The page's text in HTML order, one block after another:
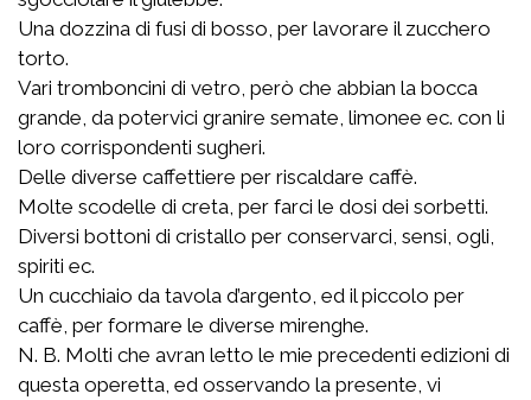
Una dozzina di fusi di bosso, per lavorare il zucchero
torto.
Vari tromboncini di vetro, però che abbian la bocca
grande, da potervici granire semate, limonee ec. con li
loro corrispondenti sugheri.
Delle diverse caffettiere per riscaldare caffè.
Molte scodelle di creta, per farci le dosi dei sorbetti.
Diversi bottoni di cristallo per conservarci, sensi, ogli,
spiriti ec.
Un cucchiaio da tavola d’argento, ed il piccolo per
caffè, per formare le diverse mirenghe.
N. B. Molti che avran letto le mie precedenti edizioni di
questa operetta, ed osservando la presente, vi